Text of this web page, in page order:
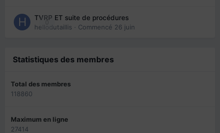
0
TVRP ET suite de procédures
hellodutaillis · Commencé 26 juin
Statistiques des membres
Total des membres
118860
Maximum en ligne
27414